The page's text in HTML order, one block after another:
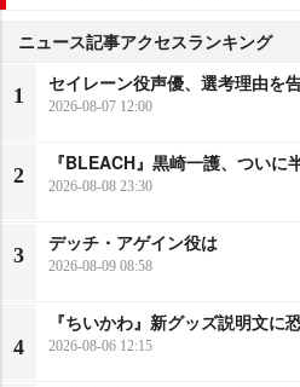
ニュース記事アクセスランキング
1
セイレーン役声優、選考理由を
2026-08-07 12:00
2
『BLEACH』黒崎一護、ついに
2026-08-08 23:30
3
デッチ・アゲイン役は
2026-08-09 08:58
4
『ちいかわ』新グッズ説明文に
2026-08-06 12:15